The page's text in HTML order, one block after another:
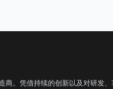
商。凭借持续的创新以及对研发